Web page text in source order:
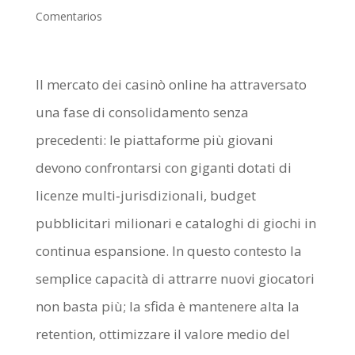
Comentarios
Il mercato dei casinò online ha attraversato
una fase di consolidamento senza
precedenti: le piattaforme più giovani
devono confrontarsi con giganti dotati di
licenze multi‑jurisdizionali, budget
pubblicitari milionari e cataloghi di giochi in
continua espansione. In questo contesto la
semplice capacità di attrarre nuovi giocatori
non basta più; la sfida è mantenere alta la
retention, ottimizzare il valore medio del